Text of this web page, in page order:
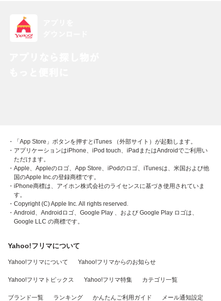
・「App Store」ボタンを押すとiTunes （外部サイト）が起動します。
・アプリケーションはiPhone、iPod touch、iPadまたはAndroidでご利用い
ただけます。
・Apple、Appleのロゴ、App Store、iPodのロゴ、iTunesは、米国および他
国のApple Inc.の登録商標です。
・iPhone商標は、アイホン株式会社のライセンスに基づき使用されていま
す。
・Copyright (C) Apple Inc. All rights reserved.
・Android、Androidロゴ、Google Play 、および Google Play ロゴは、
Google LLC の商標です。
Yahoo!フリマについて
Yahoo!フリマについて Yahoo!フリマからのお知らせ
Yahoo!フリマトピックス Yahoo!フリマ特集 カテゴリ一覧
ブランド一覧 ランキング かんたんご利用ガイド メール通知設定